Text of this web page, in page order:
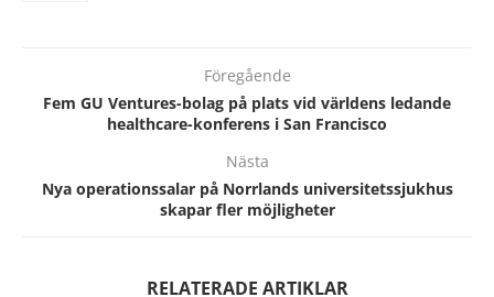
Föregående
Fem GU Ventures-bolag på plats vid världens ledande
healthcare-konferens i San Francisco
Nästa
Nya operationssalar på Norrlands universitetssjukhus
skapar fler möjligheter
RELATERADE ARTIKLAR